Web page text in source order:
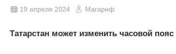
19 апреля 2024 Магариф
Татарстан может изменить часовой пояс